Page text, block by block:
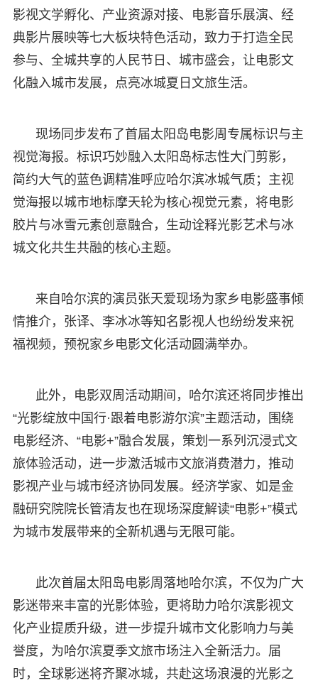
影视文学孵化、产业资源对接、电影音乐展演、经
典影片展映等七大板块特色活动，致力于打造全民
参与、全城共享的人民节日、城市盛会，让电影文
化融入城市发展，点亮冰城夏日文旅生活。
现场同步发布了首届太阳岛电影周专属标识与主
视觉海报。标识巧妙融入太阳岛标志性大门剪影，
简约大气的蓝色调精准呼应哈尔滨冰城气质；主视
觉海报以城市地标摩天轮为核心视觉元素，将电影
胶片与冰雪元素创意融合，生动诠释光影艺术与冰
城文化共生共融的核心主题。
来自哈尔滨的演员张天爱现场为家乡电影盛事倾
情推介，张译、李冰冰等知名影视人也纷纷发来祝
福视频，预祝家乡电影文化活动圆满举办。
此外，电影双周活动期间，哈尔滨还将同步推出
“光影绽放中国行·跟着电影游尔滨”主题活动，围绕
电影经济、“电影+”融合发展，策划一系列沉浸式文
旅体验活动，进一步激活城市文旅消费潜力，推动
影视产业与城市经济协同发展。经济学家、如是金
融研究院院长管清友也在现场深度解读“电影+”模式
为城市发展带来的全新机遇与无限可能。
此次首届太阳岛电影周落地哈尔滨，不仅为广大
影迷带来丰富的光影体验，更将助力哈尔滨影视文
化产业提质升级，进一步提升城市文化影响力与美
誉度，为哈尔滨夏季文旅市场注入全新活力。届
时，全球影迷将齐聚冰城，共赴这场浪漫的光影之